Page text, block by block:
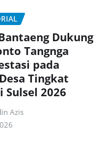
Dukung
Tangnga
pada
Tingkat
Sulsel 2026
Azis